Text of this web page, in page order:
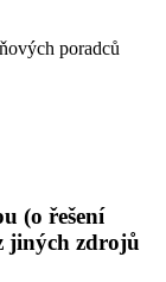
poradců
(o řešení
jiných zdrojů